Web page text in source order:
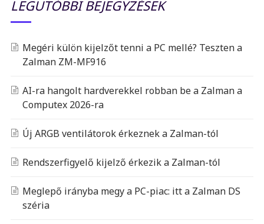
LEGUTÓBBI BEJEGYZÉSEK
Megéri külön kijelzőt tenni a PC mellé? Teszten a
Zalman ZM-MF916
AI-ra hangolt hardverekkel robban be a Zalman a
Computex 2026-ra
Új ARGB ventilátorok érkeznek a Zalman-tól
Rendszerfigyelő kijelző érkezik a Zalman-tól
Meglepő irányba megy a PC-piac: itt a Zalman DS
széria